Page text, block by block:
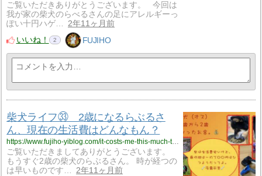
ご覧いただきありがとうございます。 今回は
我が家の柴犬のらべるさんの足にアレルギーっ
ぽい十円ハゲ…
2年11ヶ月前
いいね！
2 FUJIHO
柴犬ライフ㉝ 2歳になるらぶるさ
ん、現在の生活費はどんなもん？
https://www.fujiho-yiblog.com/it-costs-me-this-much-to-feed-my-2-year-old-shiba-inu/
ご覧いただきましてありがとうございます。
もうすぐ2歳の柴犬のらぶるさん。 時が経つの
は早いものです…
2年11ヶ月前